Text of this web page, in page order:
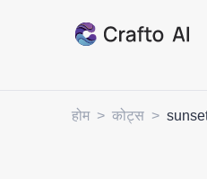
होम > कोट्स >